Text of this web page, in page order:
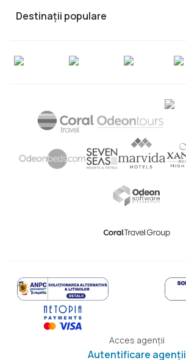
Destinații populare
Acces agenții
Autentificare agenții